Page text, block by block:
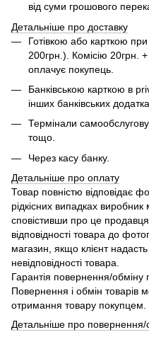
від суми грошового
Детальніше про доставку
Готівкою або карткою
200грн.). Комісію 20грн.
оплачує покупець.
Банківською карткою в
інших банківських
Термінали
тощо.
Через касу банку.
Детальніше про оплату
Товар повністю відповідає
рідкісних випадках
сповістивши про це
відповідності товара до
магазин, якщо клієнт
невідповідності товара.
Гарантія повернення/обміну
Повернення і обмін товарів
отримання товару покупцем.
Детальніше про повернення/